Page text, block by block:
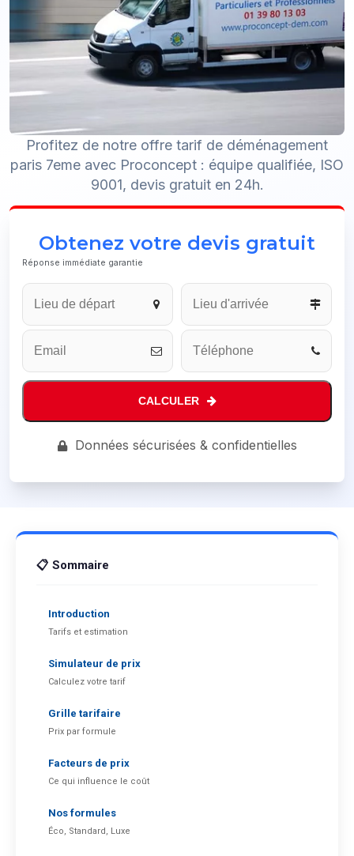
Profitez de notre offre tarif de déménagement
paris 7eme avec Proconcept : équipe qualifiée, ISO
9001, devis gratuit en 24h.
Obtenez votre devis gratuit
Réponse immédiate garantie
CALCULER
Données sécurisées & confidentielles
📋 Sommaire
Introduction
Tarifs et estimation
Simulateur de prix
Calculez votre tarif
Grille tarifaire
Prix par formule
Facteurs de prix
Ce qui influence le coût
Nos formules
Éco, Standard, Luxe